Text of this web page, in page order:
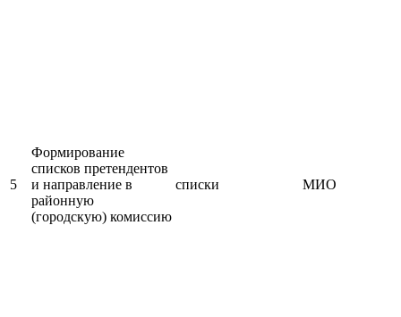
5
Формирование
списков претендентов
и направление в
районную
(городскую) комиссию
списки МИО